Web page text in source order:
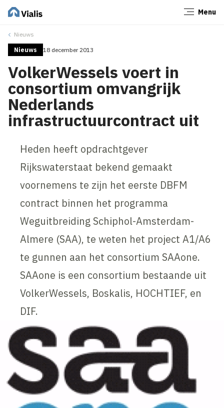
Menu
Nieuws
Nieuws 18 december 2013
VolkerWessels voert in
consortium omvangrijk
Nederlands
infrastructuurcontract uit
Heden heeft opdrachtgever
Rijkswaterstaat bekend gemaakt
voornemens te zijn het eerste DBFM
contract binnen het programma
Weguitbreiding Schiphol-Amsterdam-
Almere (SAA), te weten het project A1/A6
te gunnen aan het consortium SAAone.
SAAone is een consortium bestaande uit
VolkerWessels, Boskalis, HOCHTIEF, en
DIF.
Sluiten